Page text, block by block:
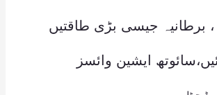
، برطانیہ جیسی بڑی طاقتیں
ایشین وائسز